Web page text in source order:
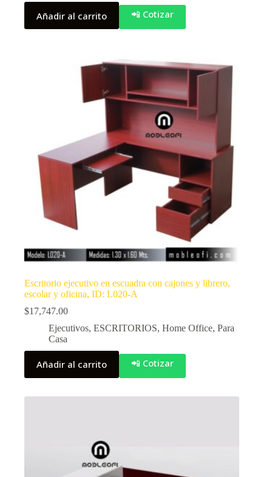
Añadir al carrito 📲 Cotizar
Escritorio ejecutivo en escuadra con cajones y librero,
escolar y oficina, ID: L020-A
$17,747.00
Ejecutivos, ESCRITORIOS, Home Office, Para
Casa
Añadir al carrito 📲 Cotizar